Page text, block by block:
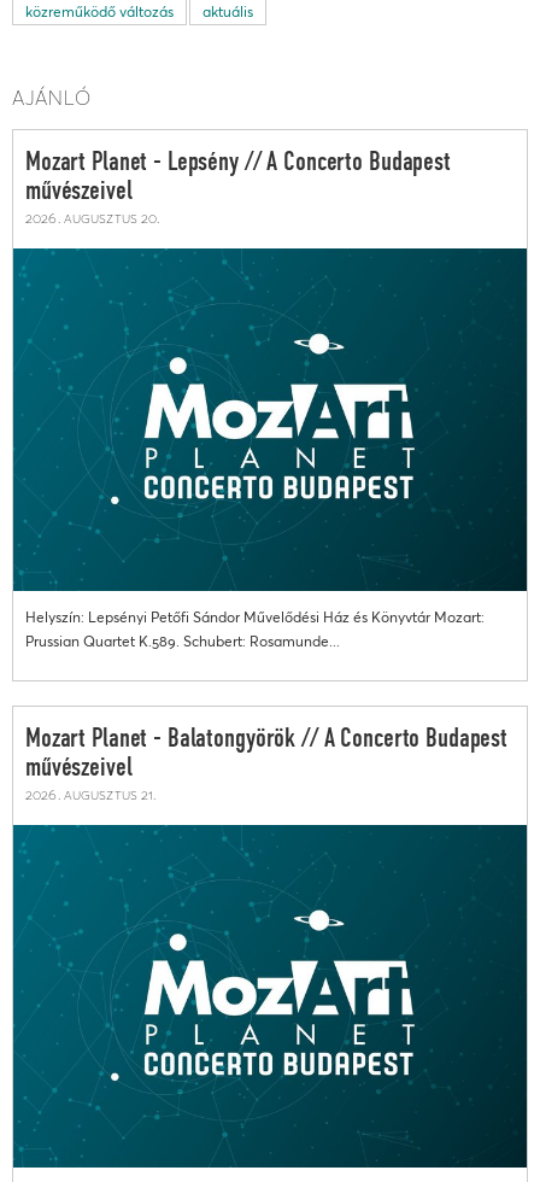
közreműködő változás aktuális
AJÁNLÓ
Mozart Planet - Lepsény // A Concerto Budapest
művészeivel
2026. augusztus 20.
Helyszín: Lepsényi Petőfi Sándor Művelődési Ház és Könyvtár Mozart:
Prussian Quartet K.589. Schubert: Rosamunde...
Mozart Planet - Balatongyörök // A Concerto Budapest
művészeivel
2026. augusztus 21.